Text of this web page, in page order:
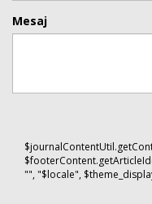
Mesaj
"", "$locale",